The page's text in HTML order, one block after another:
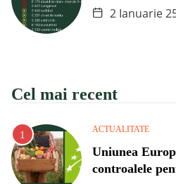
2 Ianuarie
Cel mai recent
ACTUALITATE
Uniunea
controalele